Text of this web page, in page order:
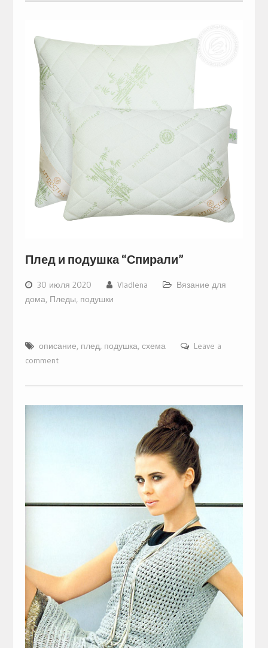
Плед и подушка “Спирали”
30 июля 2020 Vladlena
Вязание для
дома, Пледы, подушки
описание, плед, подушка, схема
Leave a
comment